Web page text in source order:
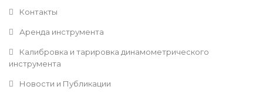
Контакты
Аренда инструмента
Калибровка и тарировка динамометрического
инструмента
Новости и Публикации